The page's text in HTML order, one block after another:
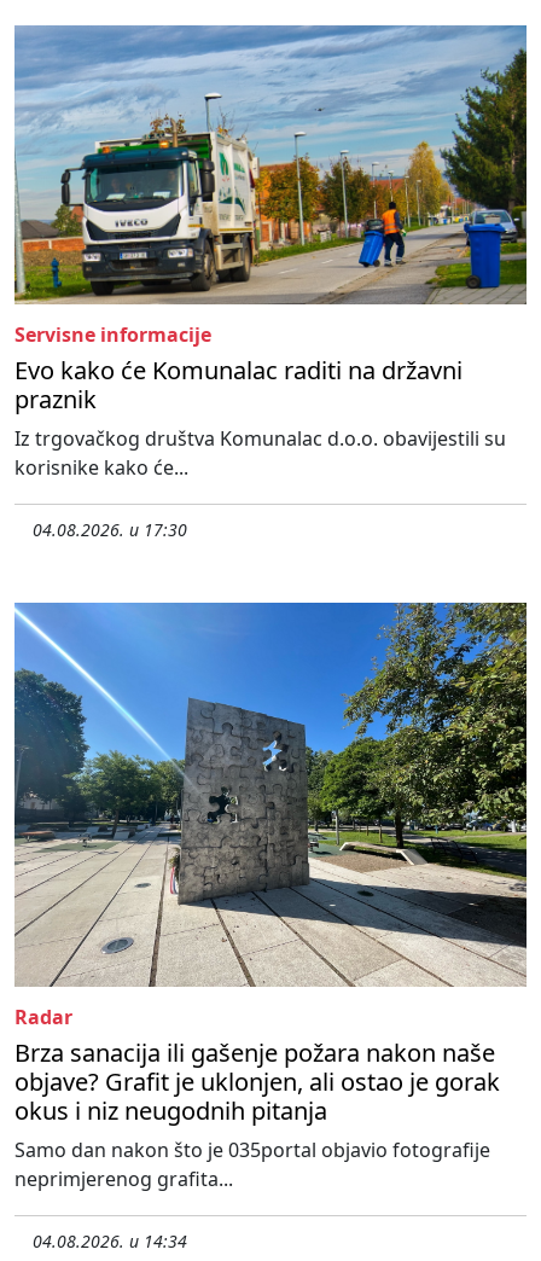
Servisne informacije
Evo kako će Komunalac raditi na državni
praznik
Iz trgovačkog društva Komunalac d.o.o. obavijestili su
korisnike kako će...
04.08.2026. u 17:30
Radar
Brza sanacija ili gašenje požara nakon naše
objave? Grafit je uklonjen, ali ostao je gorak
okus i niz neugodnih pitanja
Samo dan nakon što je 035portal objavio fotografije
neprimjerenog grafita...
04.08.2026. u 14:34